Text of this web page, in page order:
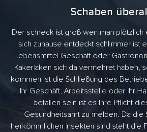
Schaben
Der schreck ist groß wen man plötzlich
sich zuhause entdeckt schlimmer ist
Lebensmittel Geschäft oder
Kakerlaken sich da vermehret haben,
kommen ist die Schließung des
Ihr Geschäft, Arbeitsstelle oder Ihr
befallen sein ist es Ihre Pflicht
Gesundheitsamt zu melden. Da die
herkömmlichen Insekten sind steht die